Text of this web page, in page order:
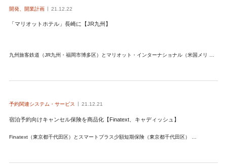
開発、開業計画 21.12.22
「マリオットホテル」長崎に【JR九州】
九州旅客鉄道（JR九州・福岡市博多区）とマリオット・インターナショナル（米国メリ …
予約関連システム・サービス 21.12.21
宿泊予約向けキャンセル保険を商品化【Finatext、キャディッシュ】
Finatext（東京都千代田区）とスマートプラス少額短期保険（東京都千代田区） …